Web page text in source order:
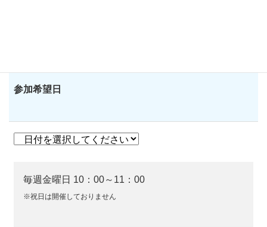
参加希望日
毎週金曜日 10：00～11：00
※祝日は開催しておりません